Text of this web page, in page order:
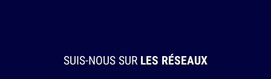
SUIS-NOUS SUR LES RÉSEAUX